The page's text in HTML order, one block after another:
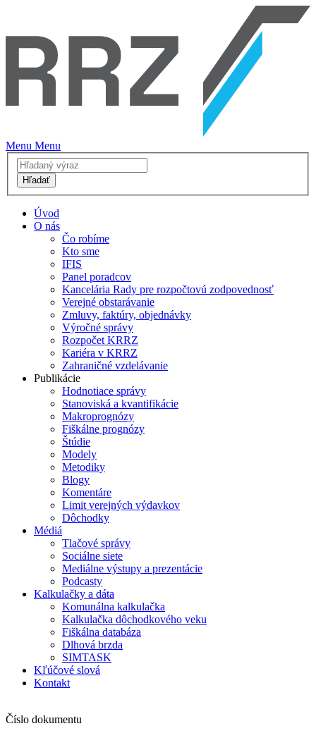
Menu Menu
Hľadať
Úvod
O nás
Čo robíme
Kto sme
IFIS
Panel poradcov
Kancelária Rady pre rozpočtovú zodpovednosť
Verejné obstarávanie
Zmluvy, faktúry, objednávky
Výročné správy
Rozpočet KRRZ
Kariéra v KRRZ
Zahraničné vzdelávanie
Publikácie
Hodnotiace správy
Stanoviská a kvantifikácie
Makroprognózy
Fiškálne prognózy
Štúdie
Modely
Metodiky
Blogy
Komentáre
Limit verejných výdavkov
Dôchodky
Médiá
Tlačové správy
Sociálne siete
Mediálne výstupy a prezentácie
Podcasty
Kalkulačky a dáta
Komunálna kalkulačka
Kalkulačka dôchodkového veku
Fiškálna databáza
Dlhová brzda
SIMTASK
Kľúčové slová
Kontakt
Číslo dokumentu